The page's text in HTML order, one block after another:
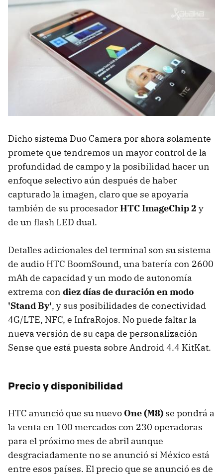
Dicho sistema Duo Camera por ahora solamente
promete que tendremos un mayor control de la
profundidad de campo y la posibilidad hacer un
enfoque selectivo aún después de haber
capturado la imagen, claro que se apoyaría
también de su procesadorHTC ImageChip 2 y
de un flash LED dual.
Detalles adicionales del terminal son su sistema
de audio HTC BoomSound, una batería con 2600
mAh de capacidad y un modo de autonomía
extrema con diez días de duración en modo
'Stand By', y sus posibilidades de conectividad
4G/LTE, NFC, e InfraRojos. No puede faltar la
nueva versión de su capa de personalización
Sense que está puesta sobre Android 4.4 KitKat.
Precio y disponibilidad
HTC anunció que su nuevo One (M8) se pondrá a
la venta en 100 mercados con 230 operadoras
para el próximo mes de abril aunque
desgraciadamente no se anunció si México está
entre esos países. El precio que se anunció es de